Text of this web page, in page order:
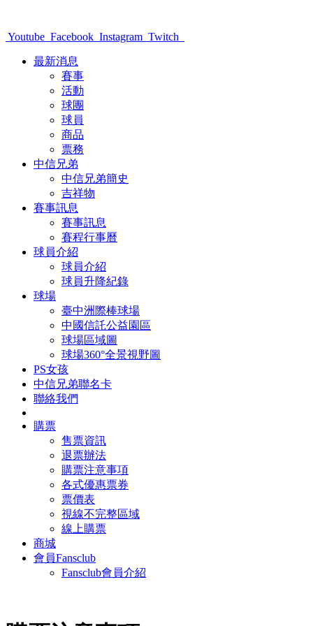
Youtube Facebook Instagram Twitch
最新消息
賽事
活動
球團
球員
商品
票務
中信兄弟
中信兄弟簡史
吉祥物
賽事訊息
賽事訊息
賽程行事曆
球員介紹
球員介紹
球員升降紀錄
球場
臺中洲際棒球場
中國信託公益園區
球場區域圖
球場360°全景視野圖
PS女孩
中信兄弟聯名卡
聯絡我們
購票
售票資訊
退票辦法
購票注意事項
各式優惠票券
票價表
視線不完整區域
線上購票
商城
會員Fansclub
Fansclub會員介紹